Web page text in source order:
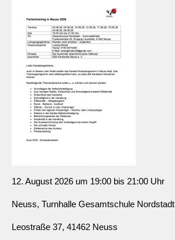
12. August 2026 um 19:00 bis 21:00 Uhr
Neuss, Turnhalle Gesamtschule Nordstadt
Leostraße 37, 41462 Neuss